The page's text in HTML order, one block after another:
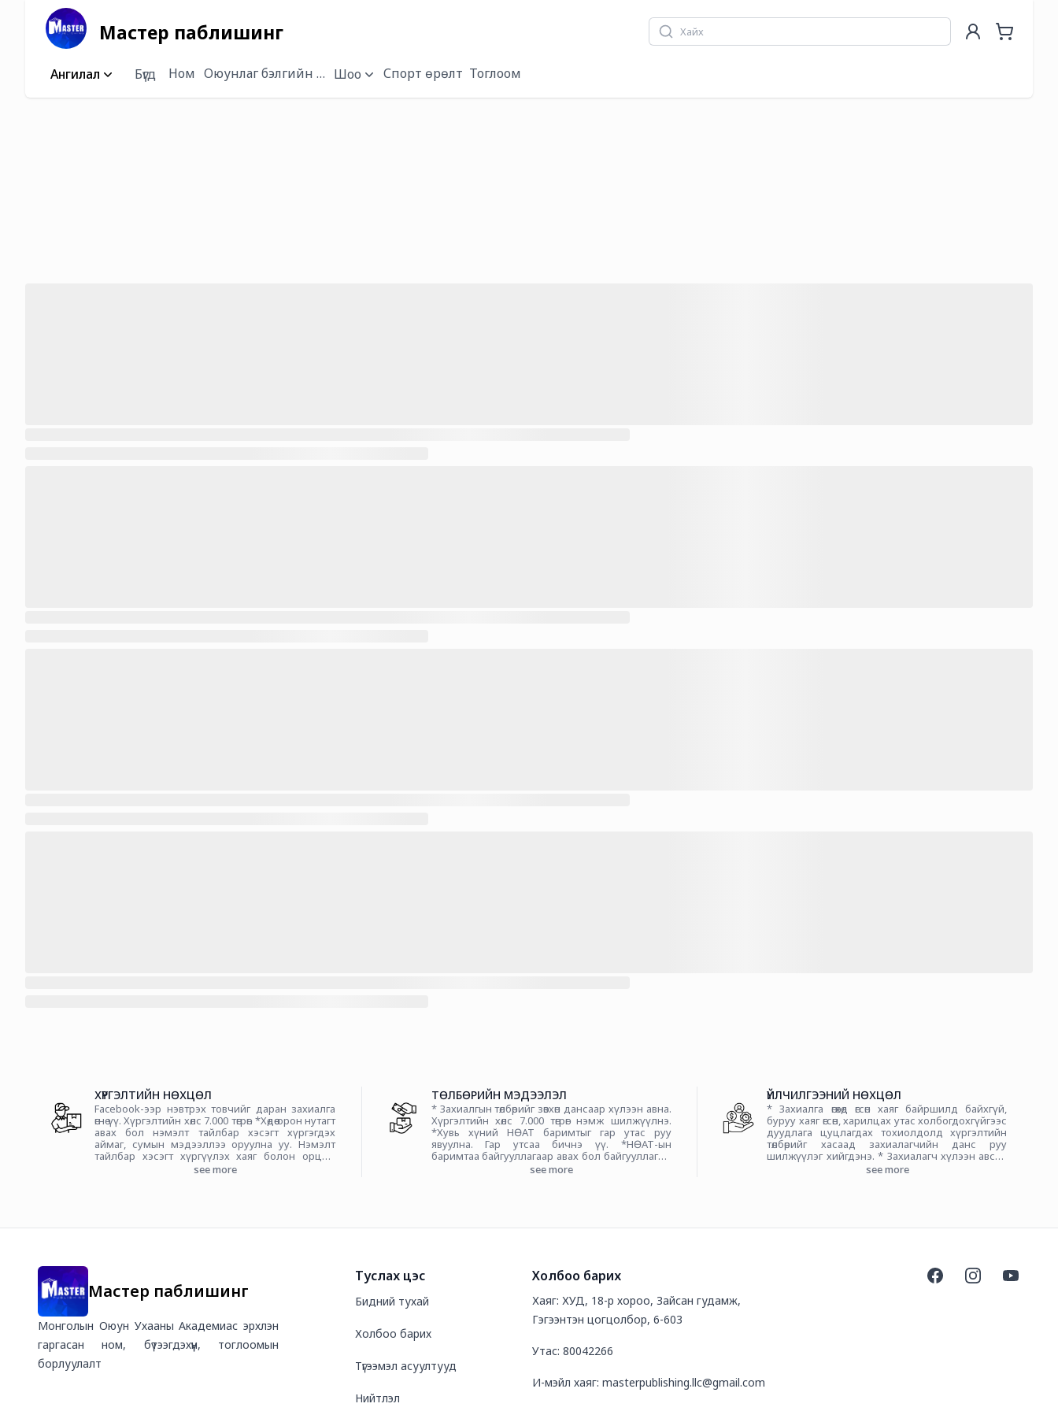
Мастер паблишинг
Ангилал Бүгд Ном Оюунлаг бэлгийн багц /Хүүхдийн баярын/
Шоо Спорт өрөлт Тоглоом
Facebook-ээр нэвтрэх товчийг даран захиалга
өгнө үү. Хүргэлтийн хөлс 7.000 төгрөг. *Хөдөө орон нутагт
авах бол нэмэлт тайлбар хэсэгт хүргэгдэх
аймаг, сумын мэдээллээ оруулна уу. Нэмэлт
тайлбар хэсэгт хүргүүлэх хаяг болон орцны
кодыг бичих. *Захиалгын ачааллаас хамааран
бүсэд хамааралтай ба үүнээс хойш хийсэн
see more
ХҮРГЭЛТИЙН НӨХЦӨЛ
* Захиалгын төлбөрийг зөвхөн дансаар хүлээн авна.
Хүргэлтийн хөлс 7.000 төгрөг нэмж шилжүүлнэ.
*Хувь хүний НӨАТ баримтыг гар утас руу
явуулна. Гар утсаа бичнэ үү. *НӨАТ-ын
баримтаа байгууллагаар авах бол байгууллагын
нэр регистрийн дугаарыг нэмэлт тайлбар
Төлбөрөө шилжүүлэхдээ захиалгын кодыг алдаагүй
see more
ТӨЛБӨРИЙН МЭДЭЭЛЭЛ
* Захиалга өгөхөд өгсөн хаяг байршилд байхгүй,
буруу хаяг өгсөн, харилцах утас холбогдохгүйгээс
дуудлага цуцлагдах тохиолдолд хүргэлтийн
төлбөрийг хасаад захиалагчийн данс руу
шилжүүлэг хийгдэнэ. * Захиалагч хүлээн авсан
бүтээгдэхүүний бүрэн бүтэн байдлыг
see more
ҮЙЛЧИЛГЭЭНИЙ НӨХЦӨЛ
Мастер паблишинг
Монголын Оюун Ухааны Академиас эрхлэн
гаргасан ном, бүтээгдэхүүн, тоглоомын
борлуулалт
Туслах цэс
Бидний тухай
Холбоо барих
Түгээмэл асуултууд
Нийтлэл
Холбоо барих
Хаяг: ХУД, 18-р хороо, Зайсан гудамж,
Гэгээнтэн цогцолбор, 6-603
Утас: 80042266
И-мэйл хаяг: masterpublishing.llc@gmail.com
FacebookInstagramYouTube